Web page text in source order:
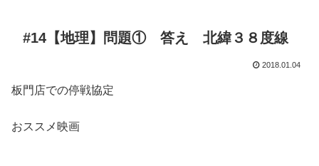
#14【地理】問題① 答え 北緯３８度線
2018.01.04
板門店での停戦協定
おススメ映画